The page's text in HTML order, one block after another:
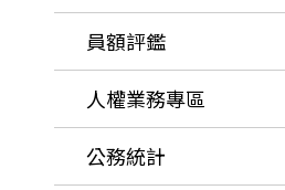
員額評鑑
人權業務專區
公務統計